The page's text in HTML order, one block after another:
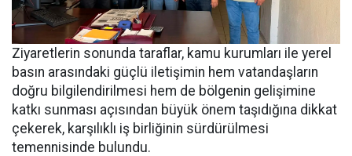
Ziyaretlerin sonunda taraflar, kamu kurumları ile yerel
basın arasındaki güçlü iletişimin hem vatandaşların
doğru bilgilendirilmesi hem de bölgenin gelişimine
katkı sunması açısından büyük önem taşıdığına dikkat
çekerek, karşılıklı iş birliğinin sürdürülmesi
temennisinde bulundu.